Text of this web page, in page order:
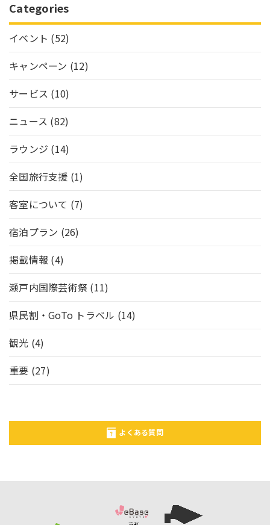
Categories
イベント (52)
キャンペーン (12)
サービス (10)
ニュース (82)
ラウンジ (14)
全国旅行支援 (1)
客室について (7)
宿泊プラン (26)
掲載情報 (4)
瀬戸内国際芸術祭 (11)
県民割・GoTo トラベル (14)
観光 (4)
重要 (27)
よくある質問